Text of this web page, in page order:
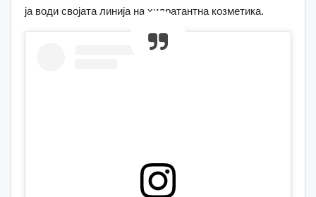
ја води својата линија на хидратантна козметика.